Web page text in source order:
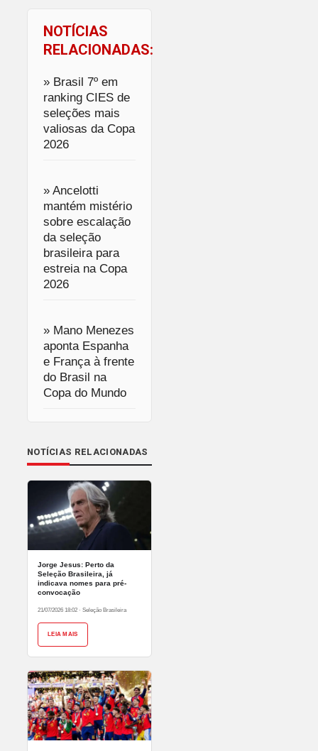
NOTÍCIAS
RELACIONADAS:
» Brasil 7º em
ranking CIES de
seleções mais
valiosas da Copa
2026
» Ancelotti
mantém mistério
sobre escalação
da seleção
brasileira para
estreia na Copa
2026
» Mano Menezes
aponta Espanha
e França à frente
do Brasil na
Copa do Mundo
NOTÍCIAS RELACIONADAS
Jorge Jesus: Perto da
Seleção Brasileira, já
indicava nomes para pré-
convocação
21/07/2026 18:02 · Seleção Brasileira
LEIA MAIS